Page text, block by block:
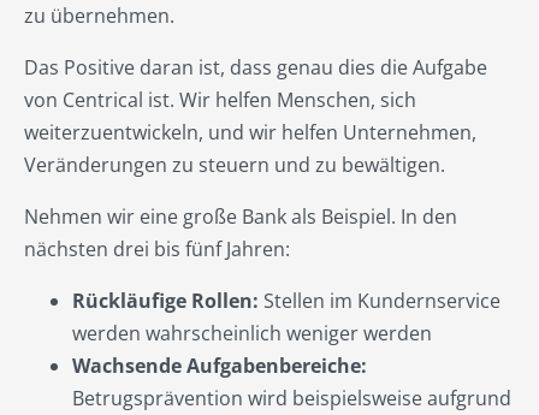
zu übernehmen.
Das Positive daran ist, dass genau dies die Aufgabe
von Centrical ist. Wir helfen Menschen, sich
weiterzuentwickeln, und wir helfen Unternehmen,
Veränderungen zu steuern und zu bewältigen.
Nehmen wir eine große Bank als Beispiel. In den
nächsten drei bis fünf Jahren:
Rückläufige Rollen: Stellen im Kundernservice
werden wahrscheinlich weniger werden
Wachsende Aufgabenbereiche:
Betrugsprävention wird beispielsweise aufgrund